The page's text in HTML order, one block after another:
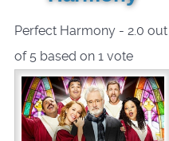
Perfect Harmony- 2.0 out
of 5 based on 1vote